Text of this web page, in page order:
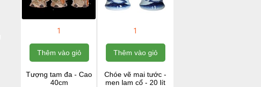
1
Thêm vào giỏ
Tượng tam đa - Cao
40cm
1
Thêm vào giỏ
Chóe vẽ mai tước -
men lam cổ - 20 lít